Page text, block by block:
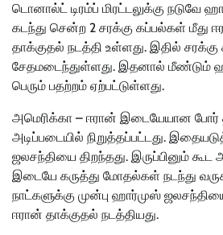
டொனால்ட் டிரம்ப் மிரட்டலுக்கு நடுவே
கடந்து சென்ற 2 சரக்கு கப்பல்கள் மீது
தாக்குதல் நடத்தி உள்ளது. இதில்
சேதமடைந்துள்ளது. இதனால் மீண்டும்
பெரும் பதற்றம் ஏற்பட்டுள்ளது.
அமெரிக்கா – ஈரான் இடையேயான போர்
அடிப்படையில் நிறுத்தப்பட்டது.
ஜலசந்தியை திறந்தது. இருப்பினும் கூட
இடையே கருத்து மோதல்கள் நடந்து
நாட்களுக்கு முன்பு ஹார்முஸ்
ஈரான் தாக்குதல் நடத்தியது.